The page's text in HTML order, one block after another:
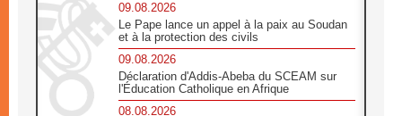
09.08.2026
Le Pape lance un appel à la paix au Soudan
et à la protection des civils
09.08.2026
Déclaration d'Addis-Abeba du SCEAM sur
l'Éducation Catholique en Afrique
08.08.2026